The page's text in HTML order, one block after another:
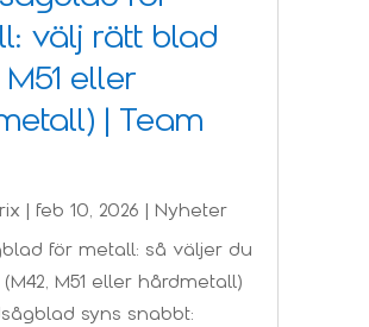
välj rätt blad
M51 eller
| Team
feb 10, 2026 Nyheter
för metall: så väljer du
M51 eller hårdmetall)
syns snabbt: